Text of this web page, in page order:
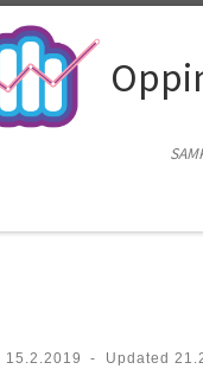
15.2.2019 - Updated